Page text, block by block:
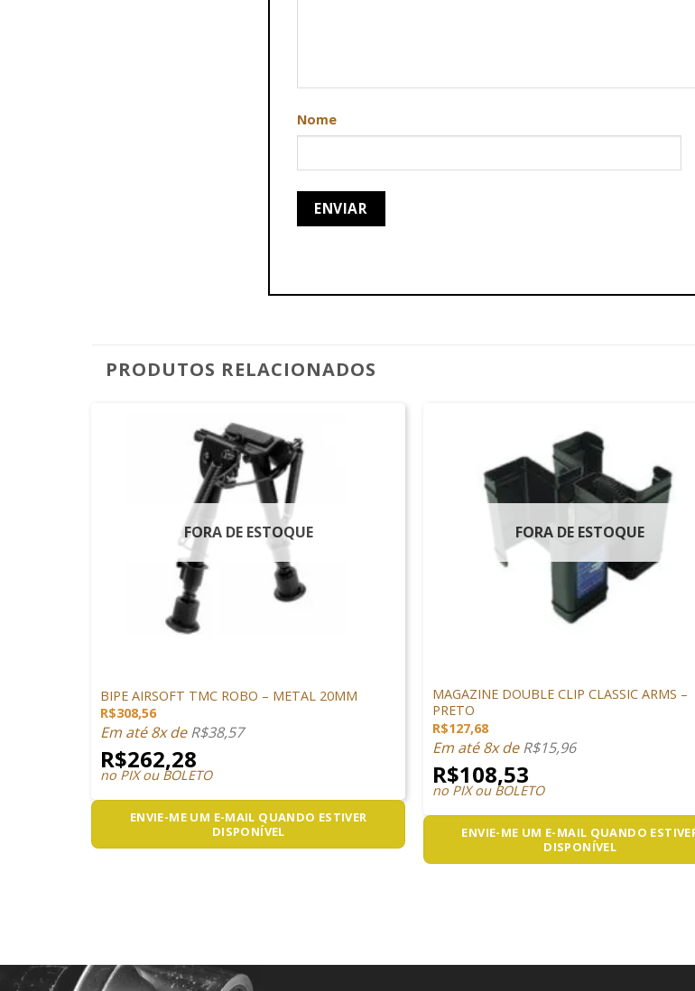
Nome
PRODUTOS RELACIONADOS
FORA DE ESTOQUE
BIPE AIRSOFT TMC ROBO – METAL 20MM
R$308,56
Em até 8x deR$38,57
R$262,28
no PIX ou BOLETO
ENVIE-ME UM E-MAIL QUANDO ESTIVER
DISPONÍVEL
FORA DE ESTOQUE
MAGAZINE DOUBLE CLIP CLASSIC ARMS –
PRETO
R$127,68
Em até 8x deR$15,96
R$108,53
no PIX ou BOLETO
ENVIE-ME UM E-MAIL QUANDO
DISPONÍVEL